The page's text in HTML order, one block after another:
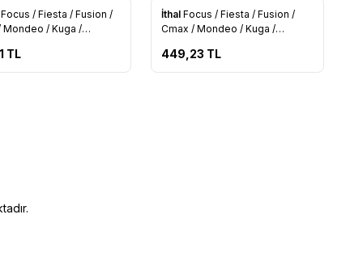
Ekle
Focus / Fiesta / Fusion /
Mondeo / Kuga /
/ Custom Orijinal Şaft
(97AG 3C083 AD)
TL
Favorilere Ekle
İthal Focus / Fiesta / Fusion /
Cmax / Mondeo / Kuga /
Courier / Custom İthal Şaft Askı
Bilyası (97AG 3C083 AD)
449,23 TL